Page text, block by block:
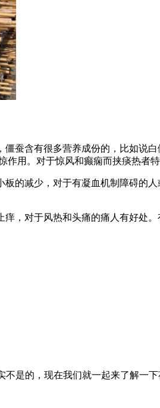
蚕含有很多营养成份的，比如说
作用。对于惊风和癫痫而挟痰热者
的减少，对于有凝血机制障碍的
，对于风热和头痛的痛人有好处
是的，现在我们就一起来了解一